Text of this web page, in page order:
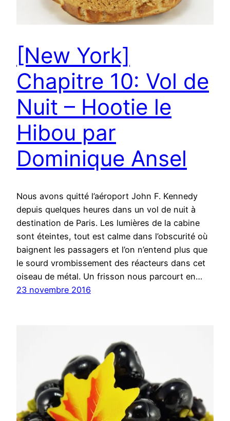
[New York]
Chapitre 10: Vol de
Nuit – Hootie le
Hibou par
Dominique Ansel
Nous avons quitté l’aéroport John F. Kennedy
depuis quelques heures dans un vol de nuit à
destination de Paris. Les lumières de la cabine
sont éteintes, tout est calme dans l’obscurité où
baignent les passagers et l’on n’entend plus que
le sourd vrombissement des réacteurs dans cet
oiseau de métal. Un frisson nous parcourt en…
23 novembre 2016